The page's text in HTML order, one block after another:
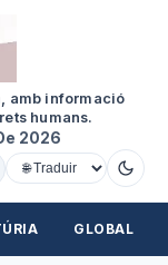
amb informació
humans.
2026
GLOBAL